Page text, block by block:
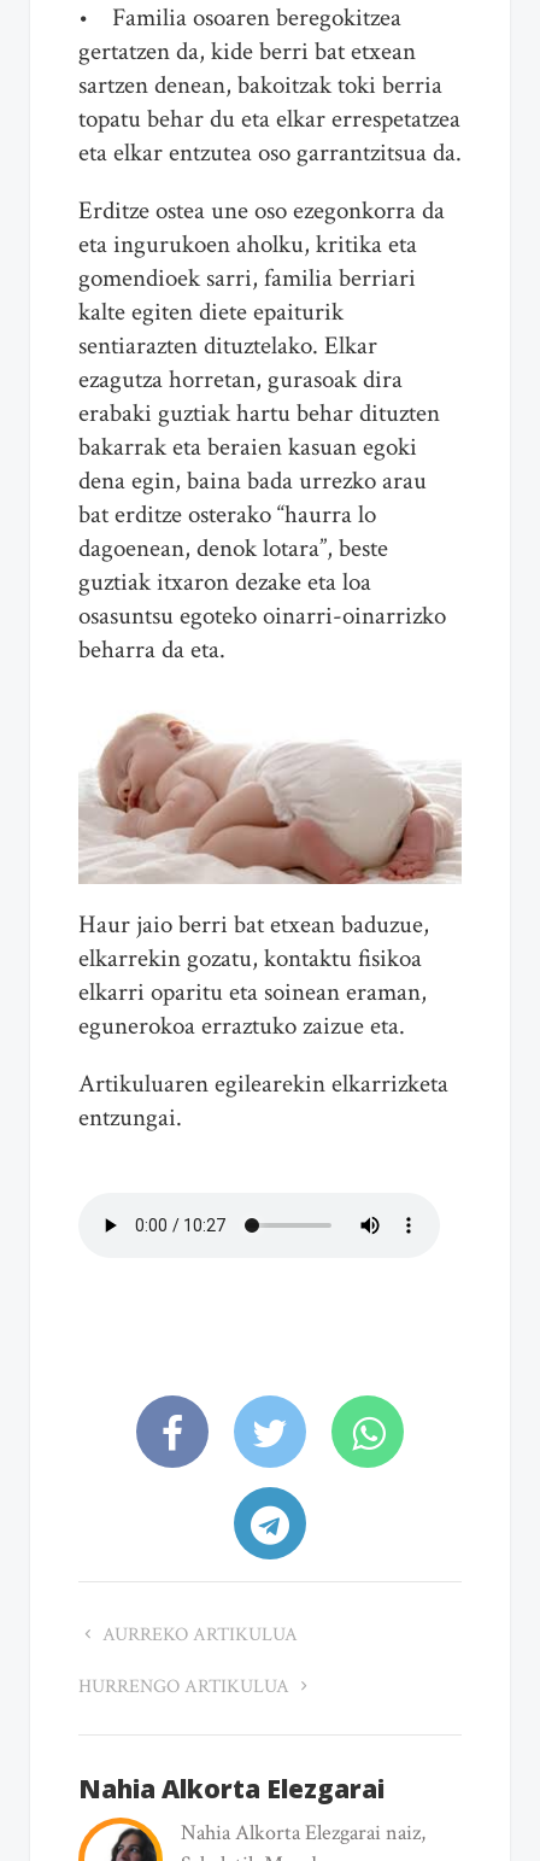
• Familia osoaren beregokitzea
gertatzen da, kide berri bat etxean
sartzen denean, bakoitzak toki berria
topatu behar du eta elkar errespetatzea
eta elkar entzutea oso garrantzitsua da.
Erditze ostea une oso ezegonkorra da
eta ingurukoen aholku, kritika eta
gomendioek sarri, familia berriari
kalte egiten diete epaiturik
sentiarazten dituztelako. Elkar
ezagutza horretan, gurasoak dira
erabaki guztiak hartu behar dituzten
bakarrak eta beraien kasuan egoki
dena egin, baina bada urrezko arau
bat erditze osterako “haurra lo
dagoenean, denok lotara”, beste
guztiak itxaron dezake eta loa
osasuntsu egoteko oinarri-oinarrizko
beharra da eta.
Haur jaio berri bat etxean baduzue,
elkarrekin gozatu, kontaktu fisikoa
elkarri oparitu eta soinean eraman,
egunerokoa erraztuko zaizue eta.
Artikuluaren egilearekin elkarrizketa
entzungai.
AURREKO ARTIKULUA
HURRENGO ARTIKULUA
Nahia Alkorta Elezgarai
Nahia Alkorta Elezgarai naiz,